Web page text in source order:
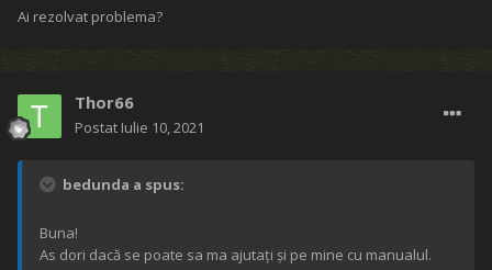
Ai rezolvat problema?
Thor66
Postat Iulie 10, 2021
bedunda a spus:
Buna!
As dori dacă se poate sa ma ajutați și pe mine cu manualul.